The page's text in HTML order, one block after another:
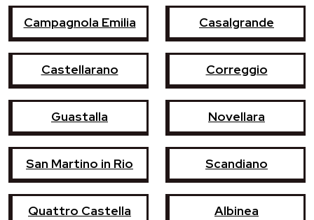
Campagnola Emilia Casalgrande
Castellarano Correggio
Guastalla Novellara
San Martino in Rio Scandiano
Quattro Castella Albinea